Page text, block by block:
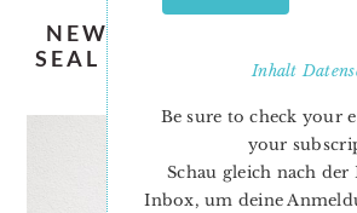
NEW NAUTICAL QUILT
SEAL PUP QUILT BLOCK
FREE PILLOWInhalt
Be sure to check your
your
Schau gleich nach
Inbox, um deine